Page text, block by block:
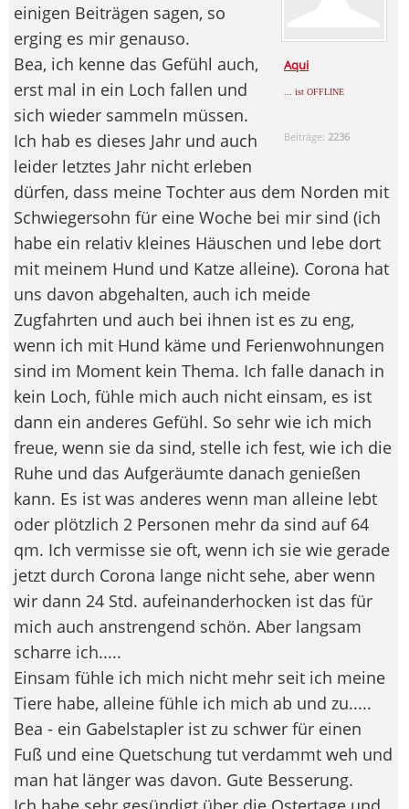
Aqui
... ist OFFLINE
Beiträge: 2236
einigen Beiträgen sagen, so
erging es mir genauso.
Bea, ich kenne das Gefühl auch,
erst mal in ein Loch fallen und
sich wieder sammeln müssen.
Ich hab es dieses Jahr und auch
leider letztes Jahr nicht erleben
dürfen, dass meine Tochter aus dem Norden mit
Schwiegersohn für eine Woche bei mir sind (ich
habe ein relativ kleines Häuschen und lebe dort
mit meinem Hund und Katze alleine). Corona hat
uns davon abgehalten, auch ich meide
Zugfahrten und auch bei ihnen ist es zu eng,
wenn ich mit Hund käme und Ferienwohnungen
sind im Moment kein Thema. Ich falle danach in
kein Loch, fühle mich auch nicht einsam, es ist
dann ein anderes Gefühl. So sehr wie ich mich
freue, wenn sie da sind, stelle ich fest, wie ich die
Ruhe und das Aufgeräumte danach genießen
kann. Es ist was anderes wenn man alleine lebt
oder plötzlich 2 Personen mehr da sind auf 64
qm. Ich vermisse sie oft, wenn ich sie wie gerade
jetzt durch Corona lange nicht sehe, aber wenn
wir dann 24 Std. aufeinanderhocken ist das für
mich auch anstrengend schön. Aber langsam
scharre ich.....
Einsam fühle ich mich nicht mehr seit ich meine
Tiere habe, alleine fühle ich mich ab und zu.....
Bea - ein Gabelstapler ist zu schwer für einen
Fuß und eine Quetschung tut verdammt weh und
man hat länger was davon. Gute Besserung.